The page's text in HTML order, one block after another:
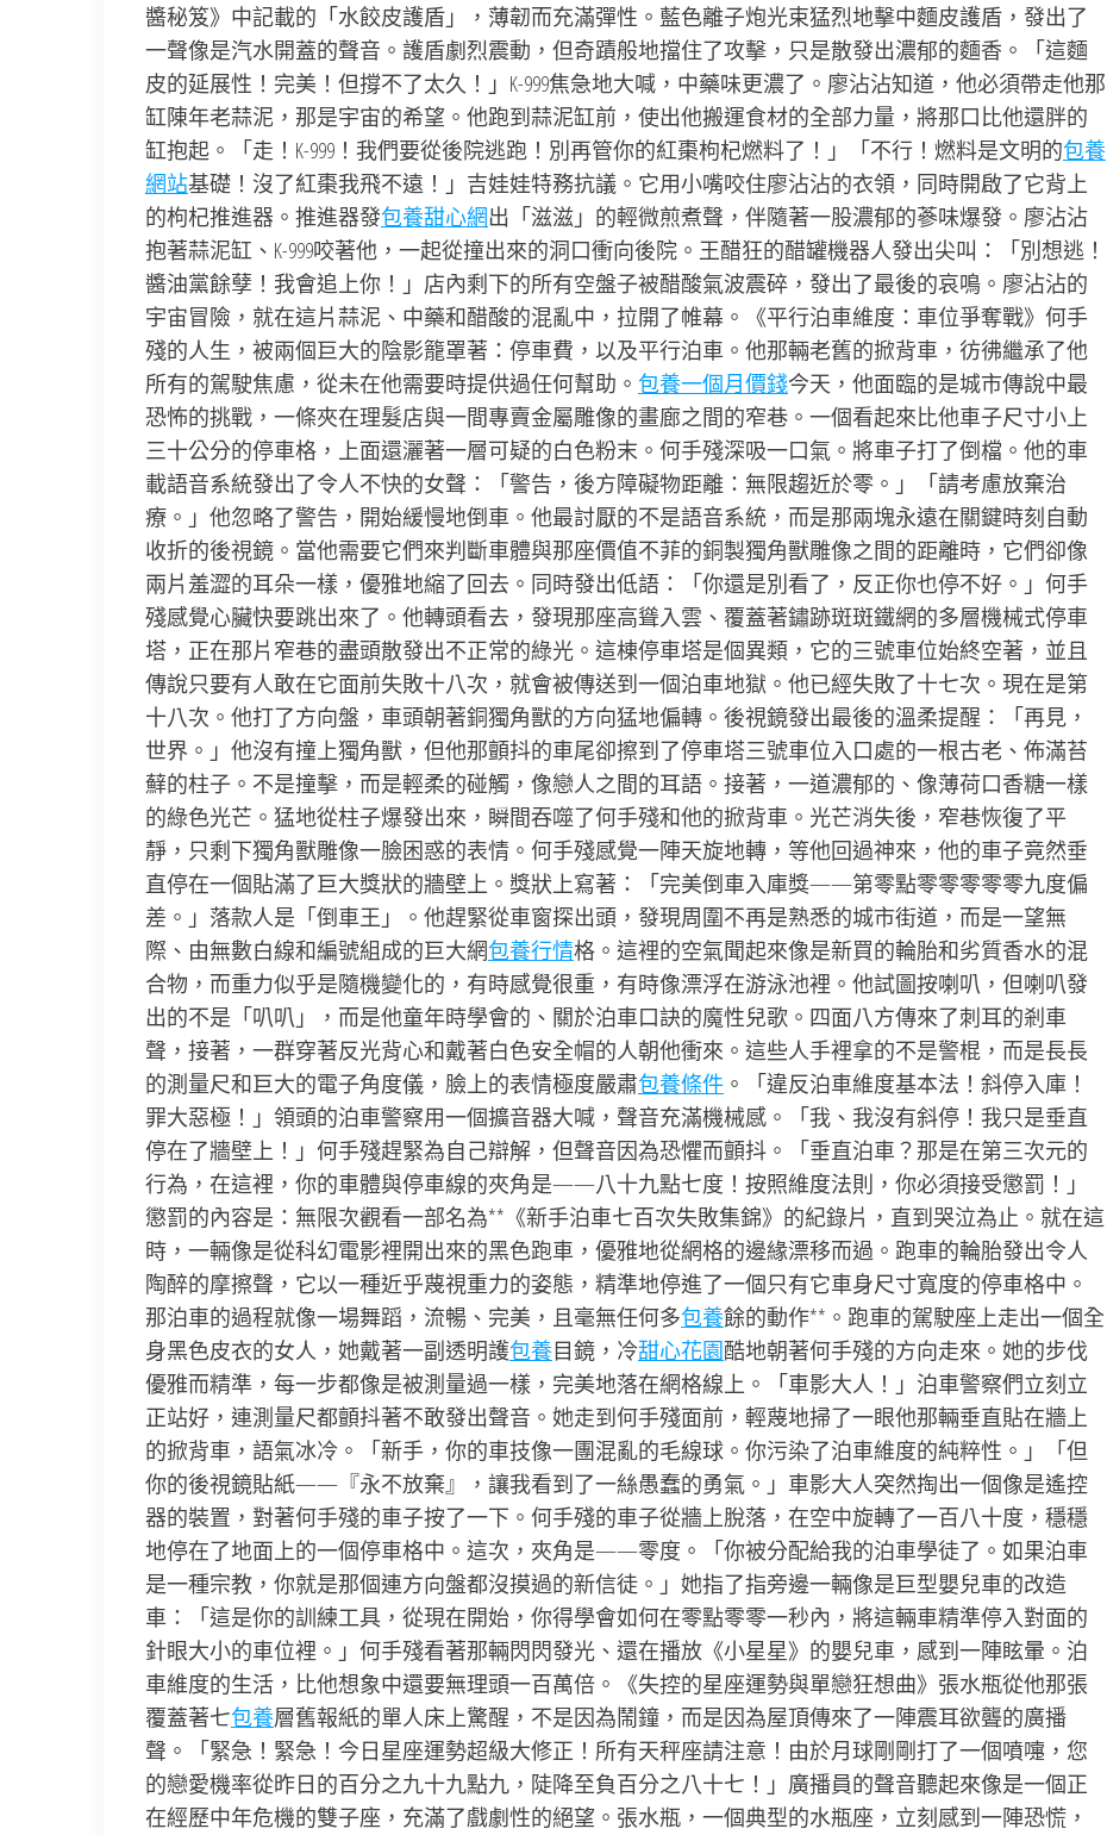
醬秘笈》中記載的「水餃皮護盾」，薄韌而充滿彈性。藍色離子炮光束猛烈地擊中麵皮護盾，發出了
一聲像是汽水開蓋的聲音。護盾劇烈震動，但奇蹟般地擋住了攻擊，只是散發出濃郁的麵香。「這麵
皮的延展性！完美！但撐不了太久！」K-999焦急地大喊，中藥味更濃了。廖沾沾知道，他必須帶走他那
缸陳年老蒜泥，那是宇宙的希望。他跑到蒜泥缸前，使出他搬運食材的全部力量，將那口比他還胖的
缸抱起。「走！K-999！我們要從後院逃跑！別再管你的紅棗枸杞燃料了！」「不行！燃料是文明的包養
網站基礎！沒了紅棗我飛不遠！」吉娃娃特務抗議。它用小嘴咬住廖沾沾的衣領，同時開啟了它背上
的枸杞推進器。推進器發包養甜心網出「滋滋」的輕微煎煮聲，伴隨著一股濃郁的蔘味爆發。廖沾沾
抱著蒜泥缸、K-999咬著他，一起從撞出來的洞口衝向後院。王醋狂的醋罐機器人發出尖叫：「別想逃！
醬油黨餘孽！我會追上你！」店內剩下的所有空盤子被醋酸氣波震碎，發出了最後的哀鳴。廖沾沾的
宇宙冒險，就在這片蒜泥、中藥和醋酸的混亂中，拉開了帷幕。《平行泊車維度：車位爭奪戰》何手
殘的人生，被兩個巨大的陰影籠罩著：停車費，以及平行泊車。他那輛老舊的掀背車，彷彿繼承了他
所有的駕駛焦慮，從未在他需要時提供過任何幫助。 包養一個月價錢今天，他面臨的是城市傳說中最
恐怖的挑戰，一條夾在理髮店與一間專賣金屬雕像的畫廊之間的窄巷。一個看起來比他車子尺寸小上
三十公分的停車格，上面還灑著一層可疑的白色粉末。何手殘深吸一口氣。將車子打了倒檔。他的車
載語音系統發出了令人不快的女聲：「警告，後方障礙物距離：無限趨近於零。」「請考慮放棄治
療。」他忽略了警告，開始緩慢地倒車。他最討厭的不是語音系統，而是那兩塊永遠在關鍵時刻自動
收折的後視鏡。當他需要它們來判斷車體與那座價值不菲的銅製獨角獸雕像之間的距離時，它們卻像
兩片羞澀的耳朵一樣，優雅地縮了回去。同時發出低語：「你還是別看了，反正你也停不好。」何手
殘感覺心臟快要跳出來了。他轉頭看去，發現那座高聳入雲、覆蓋著鏽跡斑斑鐵網的多層機械式停車
塔，正在那片窄巷的盡頭散發出不正常的綠光。這棟停車塔是個異類，它的三號車位始終空著，並且
傳說只要有人敢在它面前失敗十八次，就會被傳送到一個泊車地獄。他已經失敗了十七次。現在是第
十八次。他打了方向盤，車頭朝著銅獨角獸的方向猛地偏轉。後視鏡發出最後的溫柔提醒：「再見，
世界。」他沒有撞上獨角獸，但他那顫抖的車尾卻擦到了停車塔三號車位入口處的一根古老、佈滿苔
蘚的柱子。不是撞擊，而是輕柔的碰觸，像戀人之間的耳語。接著，一道濃郁的、像薄荷口香糖一樣
的綠色光芒。猛地從柱子爆發出來，瞬間吞噬了何手殘和他的掀背車。光芒消失後，窄巷恢復了平
靜，只剩下獨角獸雕像一臉困惑的表情。何手殘感覺一陣天旋地轉，等他回過神來，他的車子竟然垂
直停在一個貼滿了巨大獎狀的牆壁上。獎狀上寫著：「完美倒車入庫獎——第零點零零零零零九度偏
差。」落款人是「倒車王」。他趕緊從車窗探出頭，發現周圍不再是熟悉的城市街道，而是一望無
際、由無數白線和編號組成的巨大網包養行情格。這裡的空氣聞起來像是新買的輪胎和劣質香水的混
合物，而重力似乎是隨機變化的，有時感覺很重，有時像漂浮在游泳池裡。他試圖按喇叭，但喇叭發
出的不是「叭叭」，而是他童年時學會的、關於泊車口訣的魔性兒歌。四面八方傳來了刺耳的剎車
聲，接著，一群穿著反光背心和戴著白色安全帽的人朝他衝來。這些人手裡拿的不是警棍，而是長長
的測量尺和巨大的電子角度儀，臉上的表情極度嚴肅包養條件 。「違反泊車維度基本法！斜停入庫！
罪大惡極！」領頭的泊車警察用一個擴音器大喊，聲音充滿機械感。「我、我沒有斜停！我只是垂直
停在了牆壁上！」何手殘趕緊為自己辯解，但聲音因為恐懼而顫抖。「垂直泊車？那是在第三次元的
行為，在這裡，你的車體與停車線的夾角是——八十九點七度！按照維度法則，你必須接受懲罰！」
懲罰的內容是：無限次觀看一部名為**《新手泊車七百次失敗集錦》的紀錄片，直到哭泣為止。就在這
時，一輛像是從科幻電影裡開出來的黑色跑車，優雅地從網格的邊緣漂移而過。跑車的輪胎發出令人
陶醉的摩擦聲，它以一種近乎蔑視重力的姿態，精準地停進了一個只有它車身尺寸寬度的停車格中。
那泊車的過程就像一場舞蹈，流暢、完美，且毫無任何多包養餘的動作**。跑車的駕駛座上走出一個全
身黑色皮衣的女人，她戴著一副透明護包養目鏡，冷甜心花園酷地朝著何手殘的方向走來。她的步伐
優雅而精準，每一步都像是被測量過一樣，完美地落在網格線上。「車影大人！」泊車警察們立刻立
正站好，連測量尺都顫抖著不敢發出聲音。她走到何手殘面前，輕蔑地掃了一眼他那輛垂直貼在牆上
的掀背車，語氣冰冷。「新手，你的車技像一團混亂的毛線球。你污染了泊車維度的純粹性。」「但
你的後視鏡貼紙——『永不放棄』，讓我看到了一絲愚蠢的勇氣。」車影大人突然掏出一個像是遙控
器的裝置，對著何手殘的車子按了一下。何手殘的車子從牆上脫落，在空中旋轉了一百八十度，穩穩
地停在了地面上的一個停車格中。這次，夾角是——零度。「你被分配給我的泊車學徒了。如果泊車
是一種宗教，你就是那個連方向盤都沒摸過的新信徒。」她指了指旁邊一輛像是巨型嬰兒車的改造
車：「這是你的訓練工具，從現在開始，你得學會如何在零點零零一秒內，將這輛車精準停入對面的
針眼大小的車位裡。」何手殘看著那輛閃閃發光、還在播放《小星星》的嬰兒車，感到一陣眩暈。泊
車維度的生活，比他想象中還要無理頭一百萬倍。《失控的星座運勢與單戀狂想曲》張水瓶從他那張
覆蓋著七包養層舊報紙的單人床上驚醒，不是因為鬧鐘，而是因為屋頂傳來了一陣震耳欲聾的廣播
聲。「緊急！緊急！今日星座運勢超級大修正！所有天秤座請注意！由於月球剛剛打了一個噴嚏，您
的戀愛機率從昨日的百分之九十九點九，陡降至負百分之八十七！」廣播員的聲音聽起來像是一個正
在經歷中年危機的雙子座，充滿了戲劇性的絕望。張水瓶，一個典型的水瓶座，立刻感到一陣恐慌，